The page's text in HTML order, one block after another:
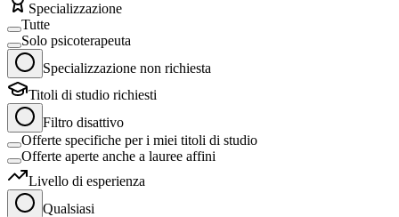
Specializzazione
Tutte
Solo psicoterapeuta
Specializzazione non richiesta
Titoli di studio richiesti
Filtro disattivo
Offerte specifiche per i miei titoli di studio
Offerte aperte anche a lauree affini
Livello di esperienza
Qualsiasi